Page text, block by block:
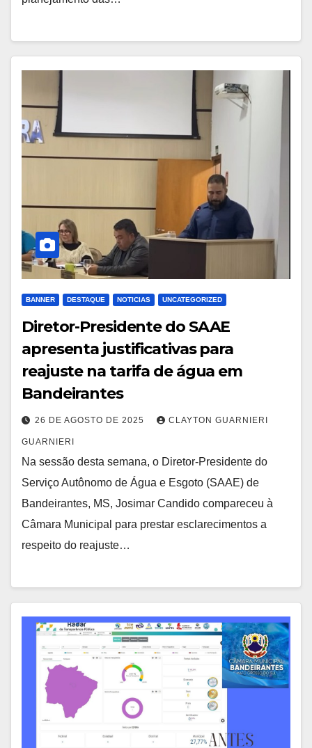
BANNER DESTAQUE NOTICIAS UNCATEGORIZED
Diretor-Presidente do SAAE
apresenta justificativas para
reajuste na tarifa de água em
Bandeirantes
26 DE AGOSTO DE 2025 CLAYTON GUARNIERI
GUARNIERI
Na sessão desta semana, o Diretor-Presidente do
Serviço Autônomo de Água e Esgoto (SAAE) de
Bandeirantes, MS, Josimar Candido compareceu à
Câmara Municipal para prestar esclarecimentos a
respeito do reajuste…